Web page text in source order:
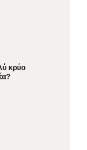
κρύο